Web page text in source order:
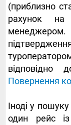
(приблизно
рахунок
відповідно
Повернення
Іноді у
один рейс